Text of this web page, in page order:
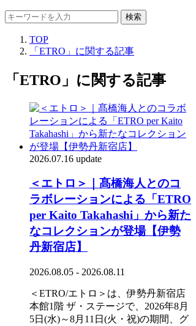
検索
TOP
「ETRO」に関する記事
「ETRO」に関する記事
2026.07.16 update
＜エトロ＞｜髙橋海人とのコ
ラボレーションによる「ETRO
per Kaito Takahashi」から新た
なコレクションが登場【伊勢
丹新宿店】
2026.08.05 - 2026.08.11
＜ETRO/エトロ＞は、伊勢丹新宿店
本館1階 ザ・ステージで、2026年8月
5日(水)～8月11日(火・祝)の期間、グ